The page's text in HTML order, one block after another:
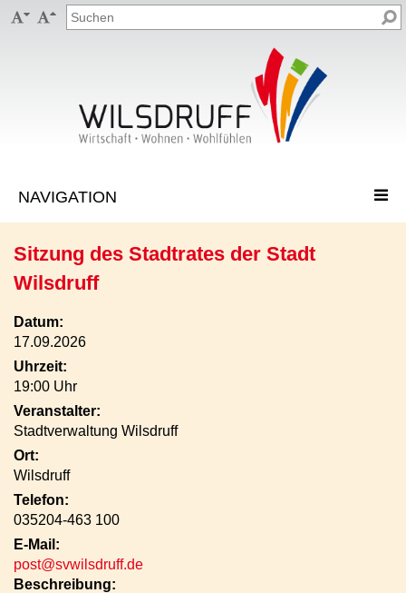
 
Sitzung des Stadtrates der Stadt
Wilsdruff
Datum:
17.09.2026
Uhrzeit:
19:00 Uhr
Veranstalter:
Stadtverwaltung Wilsdruff
Ort:
Wilsdruff
Telefon:
035204-463 100
E-Mail:
post@svwilsdruff.de
Beschreibung: